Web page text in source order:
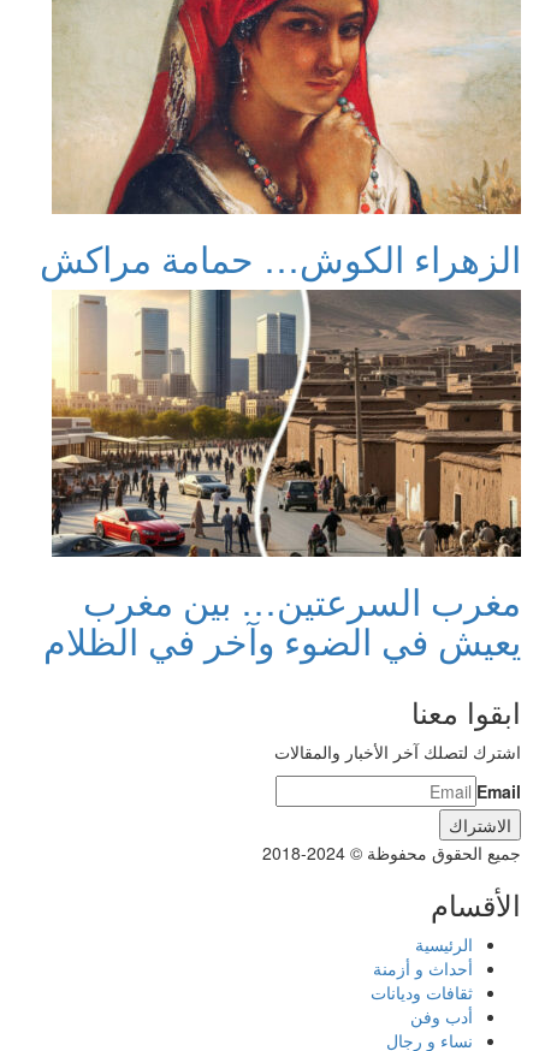
الزهراء الكوش… حمامة مراكش
مغرب السرعتين… بين مغرب
يعيش في الضوء وآخر في الظلام
ابقوا معنا
اشترك لتصلك آخر الأخبار والمقالات
Email
جميع الحقوق محفوظة © 2024-2018
الأقسام
الرئيسية
أحداث و أزمنة
ثقافات وديانات
أدب وفن
نساء و رجال